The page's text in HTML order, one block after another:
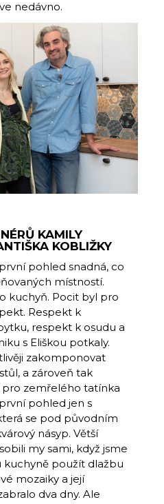
nedávno.
KAMILY
KOBLIŽKY
pohled snadná, co
místností.
kuchyň. Pocit byl pro
Respekt k
respekt k osudu a
s Eliškou potkaly.
zakomponovat
a zároveň tak
zemřelého tatínka
pohled jen s
se pod původním
násyp. Větší
my sami, když jsme
kuchyně použít dlažbu
mozaiky a její
dva dny. Ale